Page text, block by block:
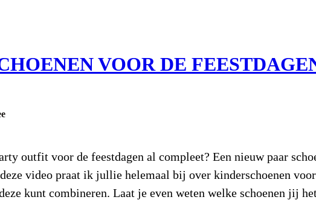
VOOR DE
outfit voor de feestdagen al compleet? Een nieuw paar
video praat ik jullie helemaal bij over kinderschoenen voor
kunt combineren. Laat je even weten welke schoenen jij